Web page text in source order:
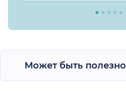
Может быть полезно